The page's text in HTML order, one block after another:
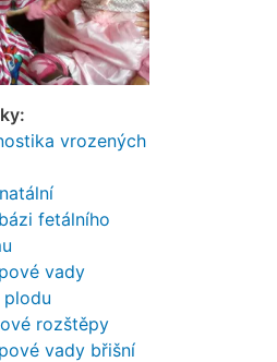
vrozených
fetálního
vady
plodu
rozštěpy
vady břišní